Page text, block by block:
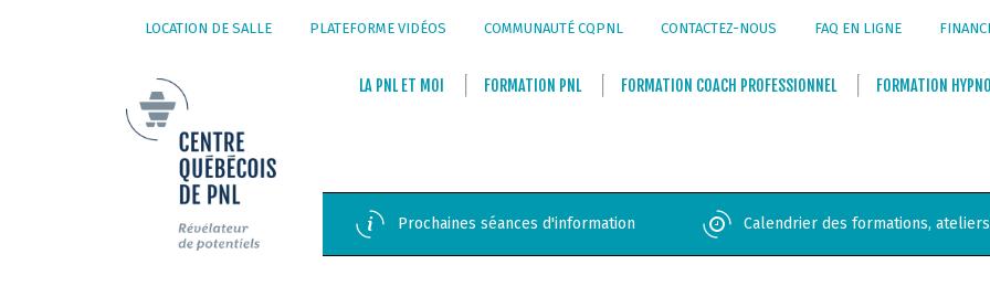
LOCATION DE SALLE PLATEFORME VIDÉOS COMMUNAUTÉ CQPNL CONTACTEZ-NOUS FAQ EN LIGNE
LA PNL ET MOI FORMATION PNL FORMATION COACH PROFESSIONNEL FORMATION
Prochaines séances d'information Calendrier des formations,